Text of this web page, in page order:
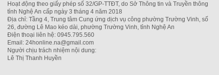
Hoạt động theo giấy phép số 32/GP-TTĐT, do Sở Thông tin và Truyền thông
tỉnh Nghệ An cấp ngày 3 tháng 4 năm 2018
Địa chỉ: Tầng 4, Trung tâm Cung ứng dịch vụ công phường Trường Vinh, số
26, đường Lê Mao kéo dài, phường Trường Vinh, tỉnh Nghệ An
Điện thoại liên hệ: 0945.795.560
Email: 24honline.na@gmail.com
Người chịu trách nhiệm nội dung:
Lê Thị Thanh Huyền